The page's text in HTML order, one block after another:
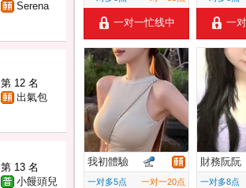
Serena
第 12 名
出氣包
第 13 名
小饅頭兒
一对一忙线中 一
我初體驗
一对多5点 一对一20点
財務阮阮
一对多8点